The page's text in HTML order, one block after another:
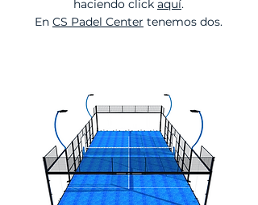
haciendo click aquí.
En CS Padel Center tenemos dos.